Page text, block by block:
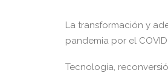
La transformación y
pandemia por el
Tecnología,